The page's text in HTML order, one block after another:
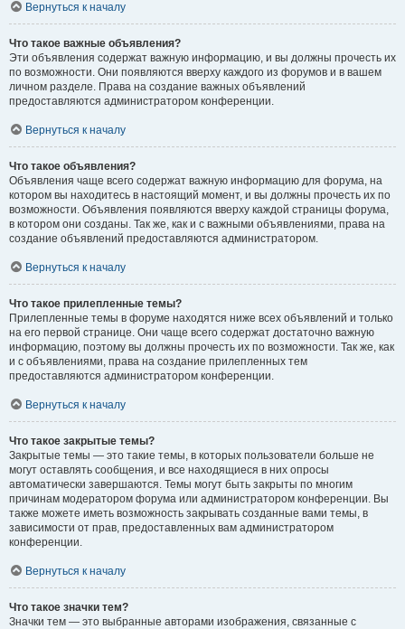
Вернуться к началу
Что такое важные объявления?
Эти объявления содержат важную информацию, и вы должны прочесть их
по возможности. Они появляются вверху каждого из форумов и в вашем
личном разделе. Права на создание важных объявлений
предоставляются администратором конференции.
Вернуться к началу
Что такое объявления?
Объявления чаще всего содержат важную информацию для форума, на
котором вы находитесь в настоящий момент, и вы должны прочесть их по
возможности. Объявления появляются вверху каждой страницы форума,
в котором они созданы. Так же, как и с важными объявлениями, права на
создание объявлений предоставляются администратором.
Вернуться к началу
Что такое прилепленные темы?
Прилепленные темы в форуме находятся ниже всех объявлений и только
на его первой странице. Они чаще всего содержат достаточно важную
информацию, поэтому вы должны прочесть их по возможности. Так же, как
и с объявлениями, права на создание прилепленных тем
предоставляются администратором конференции.
Вернуться к началу
Что такое закрытые темы?
Закрытые темы — это такие темы, в которых пользователи больше не
могут оставлять сообщения, и все находящиеся в них опросы
автоматически завершаются. Темы могут быть закрыты по многим
причинам модератором форума или администратором конференции. Вы
также можете иметь возможность закрывать созданные вами темы, в
зависимости от прав, предоставленных вам администратором
конференции.
Вернуться к началу
Что такое значки тем?
Значки тем — это выбранные авторами изображения, связанные с